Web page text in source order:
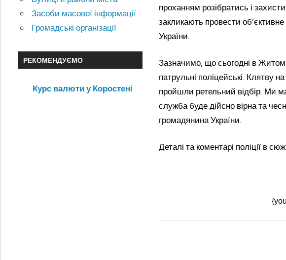
проханням розібратись і
закликають провести об’єктивне
України.
Зазначимо, що сьогодні в
патрульні поліцейські. Клятву на
пройшли ретельний відбір. Ми
служба буде дійсно вірна та
громадянина України.
Деталі та коментарі поліції в
Засоби масової інформації
Громадські організації
РЕКОМЕНДУЄМО
Курс валюти у Коростені